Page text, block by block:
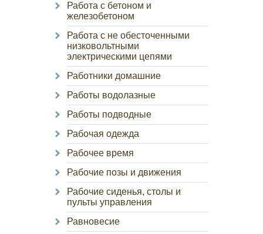
Работа с бетоном и
железобетоном
Работа с не обесточенными
низковольтными
электрическими цепями
Работники домашние
Работы водолазные
Работы подводные
Рабочая одежда
Рабочее время
Рабочие позы и движения
Рабочие сиденья, столы и
пульты управления
Равновесие